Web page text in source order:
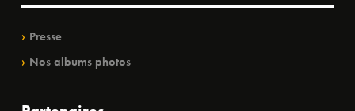
Presse
Nos albums photos